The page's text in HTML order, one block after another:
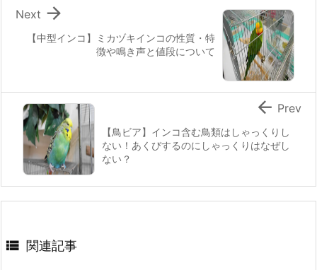
【中型インコ】ミカヅキインコの性質・特
徴や鳴き声と値段について

Next
【鳥ビア】インコ含む鳥類はしゃっくりし
ない！あくびするのにしゃっくりはなぜし
ない？
 Prev
 関連記事